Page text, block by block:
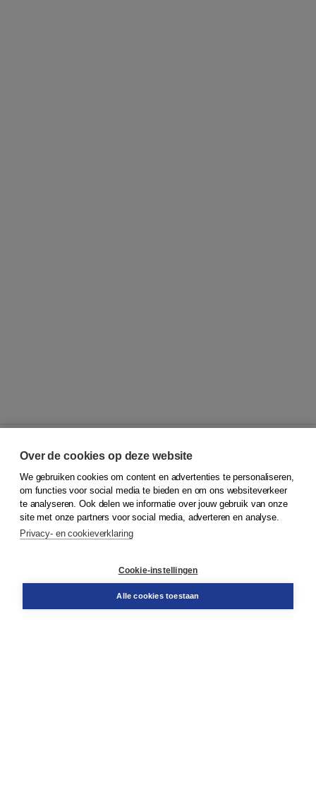
© 2026Koninklijke Boom uitgevers
Klantenservice
Service & informatie
Contact
Over de cookies op deze website
We gebruiken cookies om content en advertenties te personaliseren,
om functies voor social media te bieden en om ons websiteverkeer
te analyseren. Ook delen we informatie over jouw gebruik van onze
site met onze partners voor social media, adverteren en analyse.
Privacy- en cookieverklaring
Cookie-instellingen
Alle cookies toestaan